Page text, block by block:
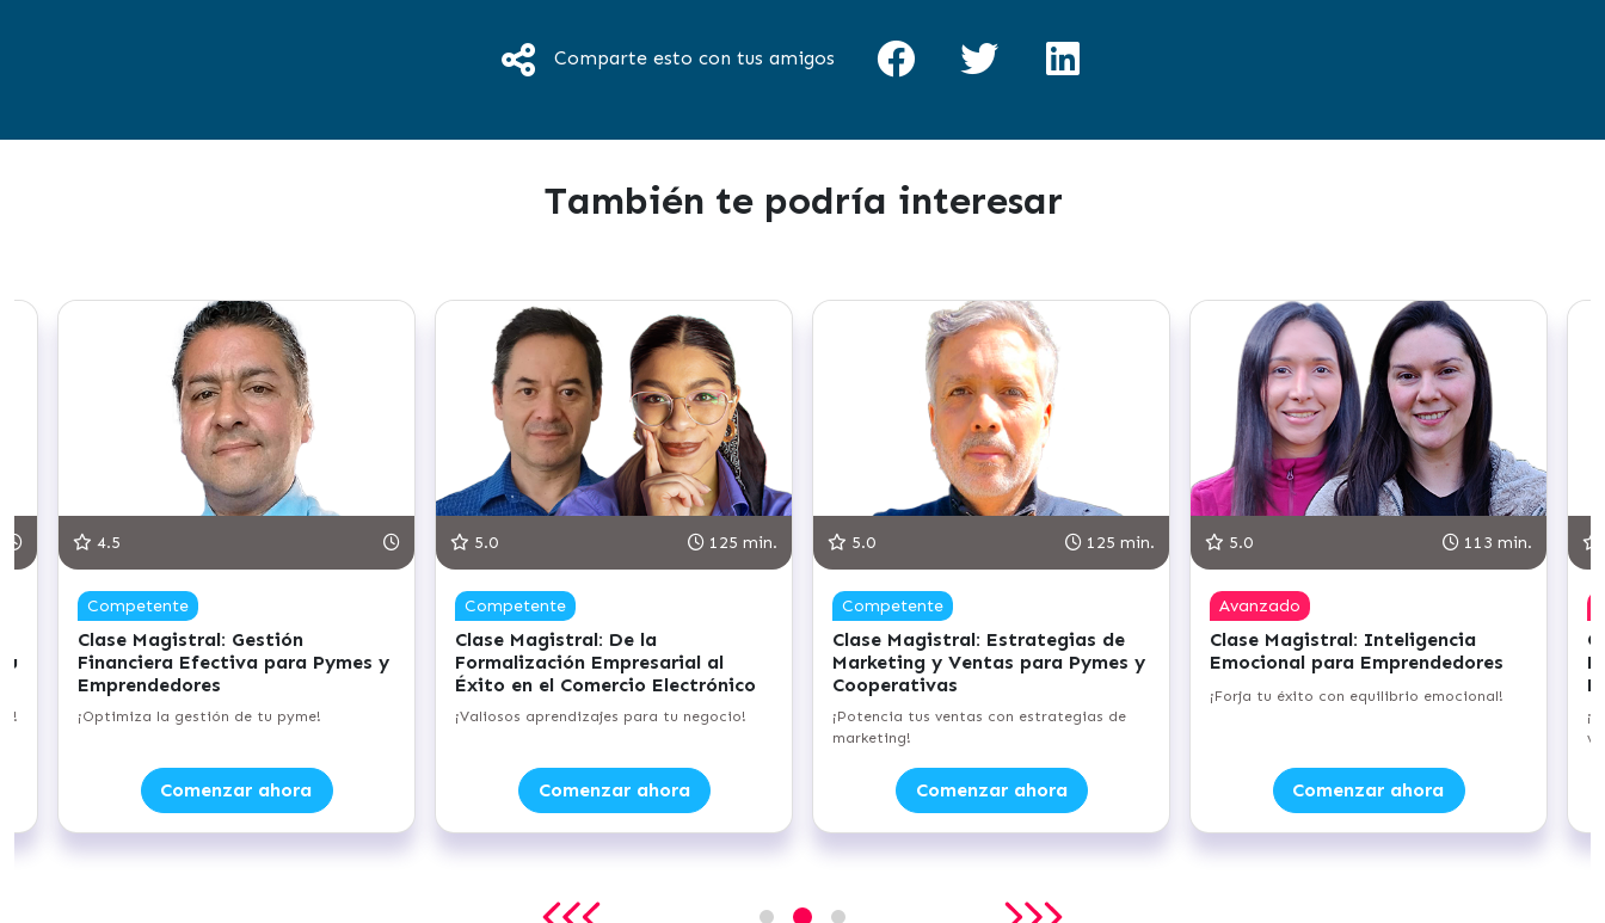
Comparte esto con tus amigos
También te podría interesar
y
5.0 125 min.
Competente
Clase Magistral: De la
Formalización Empresarial al
Éxito en el Comercio Electrónico
¡Valiosos aprendizajes para tu negocio!
Comenzar ahora
5.0 125 min.
Competente
Clase Magistral: Estrategias de
Marketing y Ventas para Pymes y
Cooperativas
¡Potencia tus ventas con estrategias de
Comenzar ahora
5.0 113 min.
Avanzado
Clase Magistral: Inteligencia
Emocional para Emprendedores
¡Forja tu éxito con equilibrio emocional!
Comenzar ahora
5.0 95 min.
Avanzado
Clase Magistral: Oportunidades
Empresariales en el Ámbito de las
Comenzar ahora